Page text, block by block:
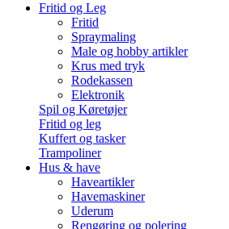
Fritid og Leg
Fritid
Spraymaling
Male og hobby artikler
Krus med tryk
Rodekassen
Elektronik
Spil og Køretøjer
Fritid og leg
Kuffert og tasker
Trampoliner
Hus & have
Haveartikler
Havemaskiner
Uderum
Rengøring og polering